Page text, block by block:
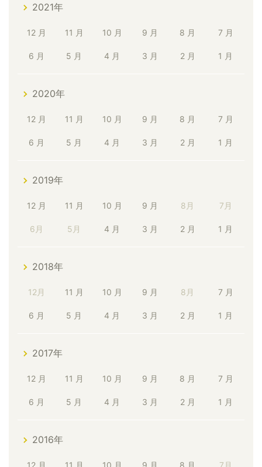
2021年
12 月 11 月 10 月 9 月 8 月 7 月
6 月 5 月 4 月 3 月 2 月 1 月
2020年
12 月 11 月 10 月 9 月 8 月 7 月
6 月 5 月 4 月 3 月 2 月 1 月
2019年
12 月 11 月 10 月 9 月 8月 7月
6月 5月 4 月 3 月 2 月 1 月
2018年
12月 11 月 10 月 9 月 8月 7 月
6 月 5 月 4 月 3 月 2 月 1 月
2017年
12 月 11 月 10 月 9 月 8 月 7 月
6 月 5 月 4 月 3 月 2 月 1 月
2016年
12 月 11 月 10 月 9 月 8 月 7月